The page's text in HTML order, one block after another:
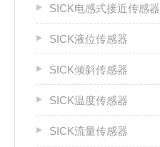
SICK电感式接近传感器
SICK液位传感器
SICK倾斜传感器
SICK温度传感器
SICK流量传感器